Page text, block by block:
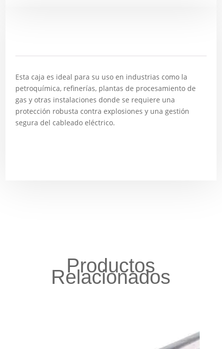
Esta caja es ideal para su uso en industrias como la
petroquímica, refinerías, plantas de procesamiento de
gas y otras instalaciones donde se requiere una
protección robusta contra explosiones y una gestión
segura del cableado eléctrico.
Productos
Relacionados